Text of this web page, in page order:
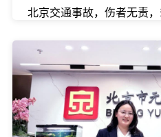
北京交通事故，伤者无责